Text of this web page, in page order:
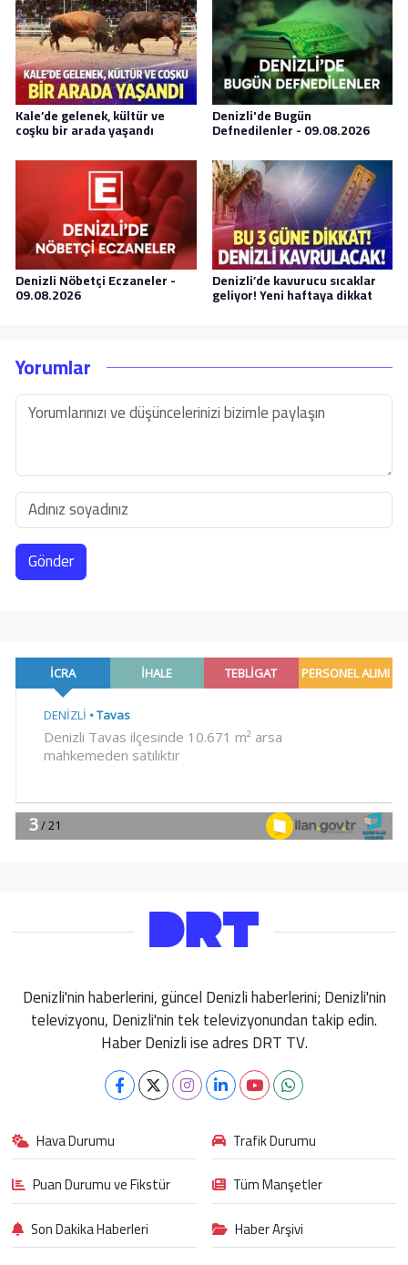
Kale’de gelenek, kültür ve
coşku bir arada yaşandı
Denizli'de Bugün
Defnedilenler - 09.08.2026
Denizli Nöbetçi Eczaneler -
09.08.2026
Denizli’de kavurucu sıcaklar
geliyor! Yeni haftaya dikkat
Yorumlar
Gönder
Denizli'nin haberlerini, güncel Denizli haberlerini; Denizli'nin
televizyonu, Denizli'nin tek televizyonundan takip edin.
Haber Denizli ise adres DRT TV.
Hava Durumu
Trafik Durumu
Puan Durumu ve Fikstür
Tüm Manşetler
Son Dakika Haberleri
Haber Arşivi